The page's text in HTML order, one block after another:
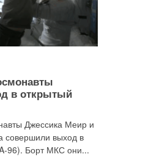
в открытый
Джессика Меир и
совершили выход в
96). Борт МКС они...